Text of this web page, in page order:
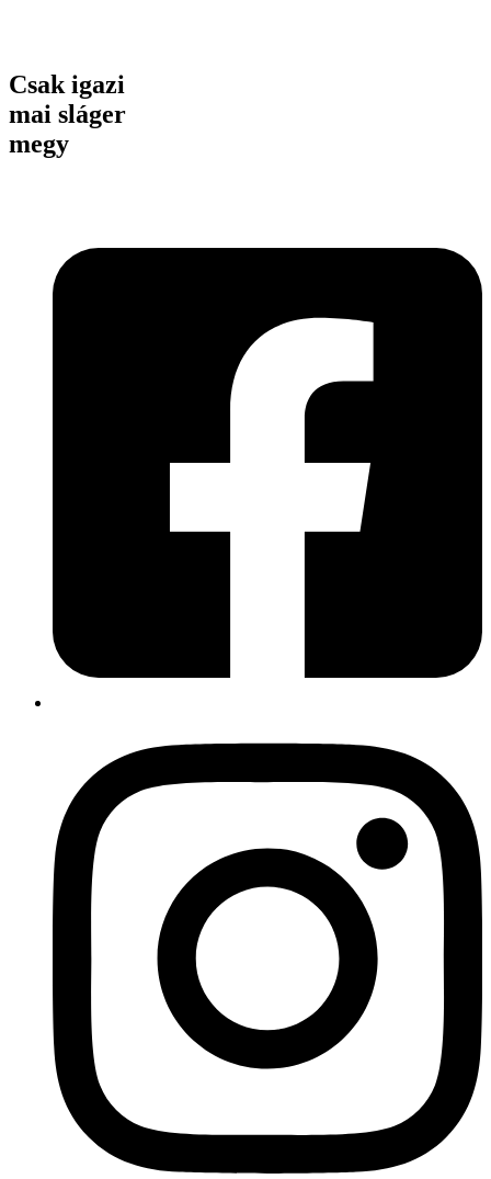
Csak igazi
mai sláger
megy